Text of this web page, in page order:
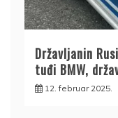
Državljanin
tuđi BMW,
12. februar 2025.